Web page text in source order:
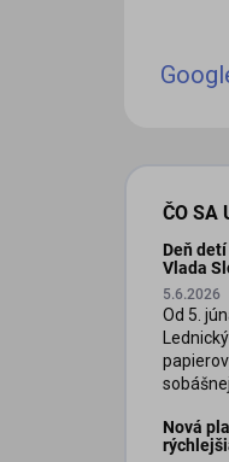
ČO SA
Deň
Vlada
5.6.2026
Od 5.
Nová